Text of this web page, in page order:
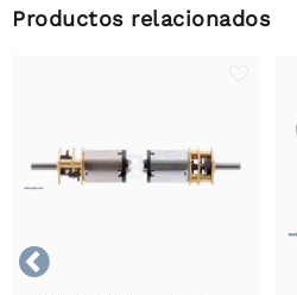
Productos relacionados
